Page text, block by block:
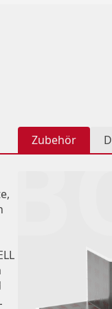
Zubehör